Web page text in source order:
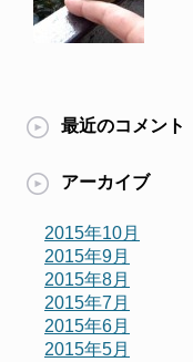
最近のコメント
アーカイブ
2015年10月
2015年9月
2015年8月
2015年7月
2015年6月
2015年5月